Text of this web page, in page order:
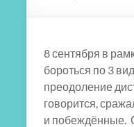
8 сентября в
бороться по 3
преодоление
говорится,
и побеждённые.